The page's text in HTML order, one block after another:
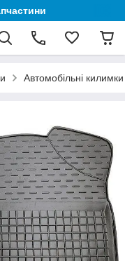
Автомобільні килимки